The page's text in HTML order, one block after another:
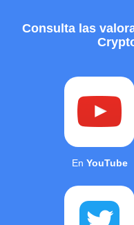
Consulta las
En YouTube